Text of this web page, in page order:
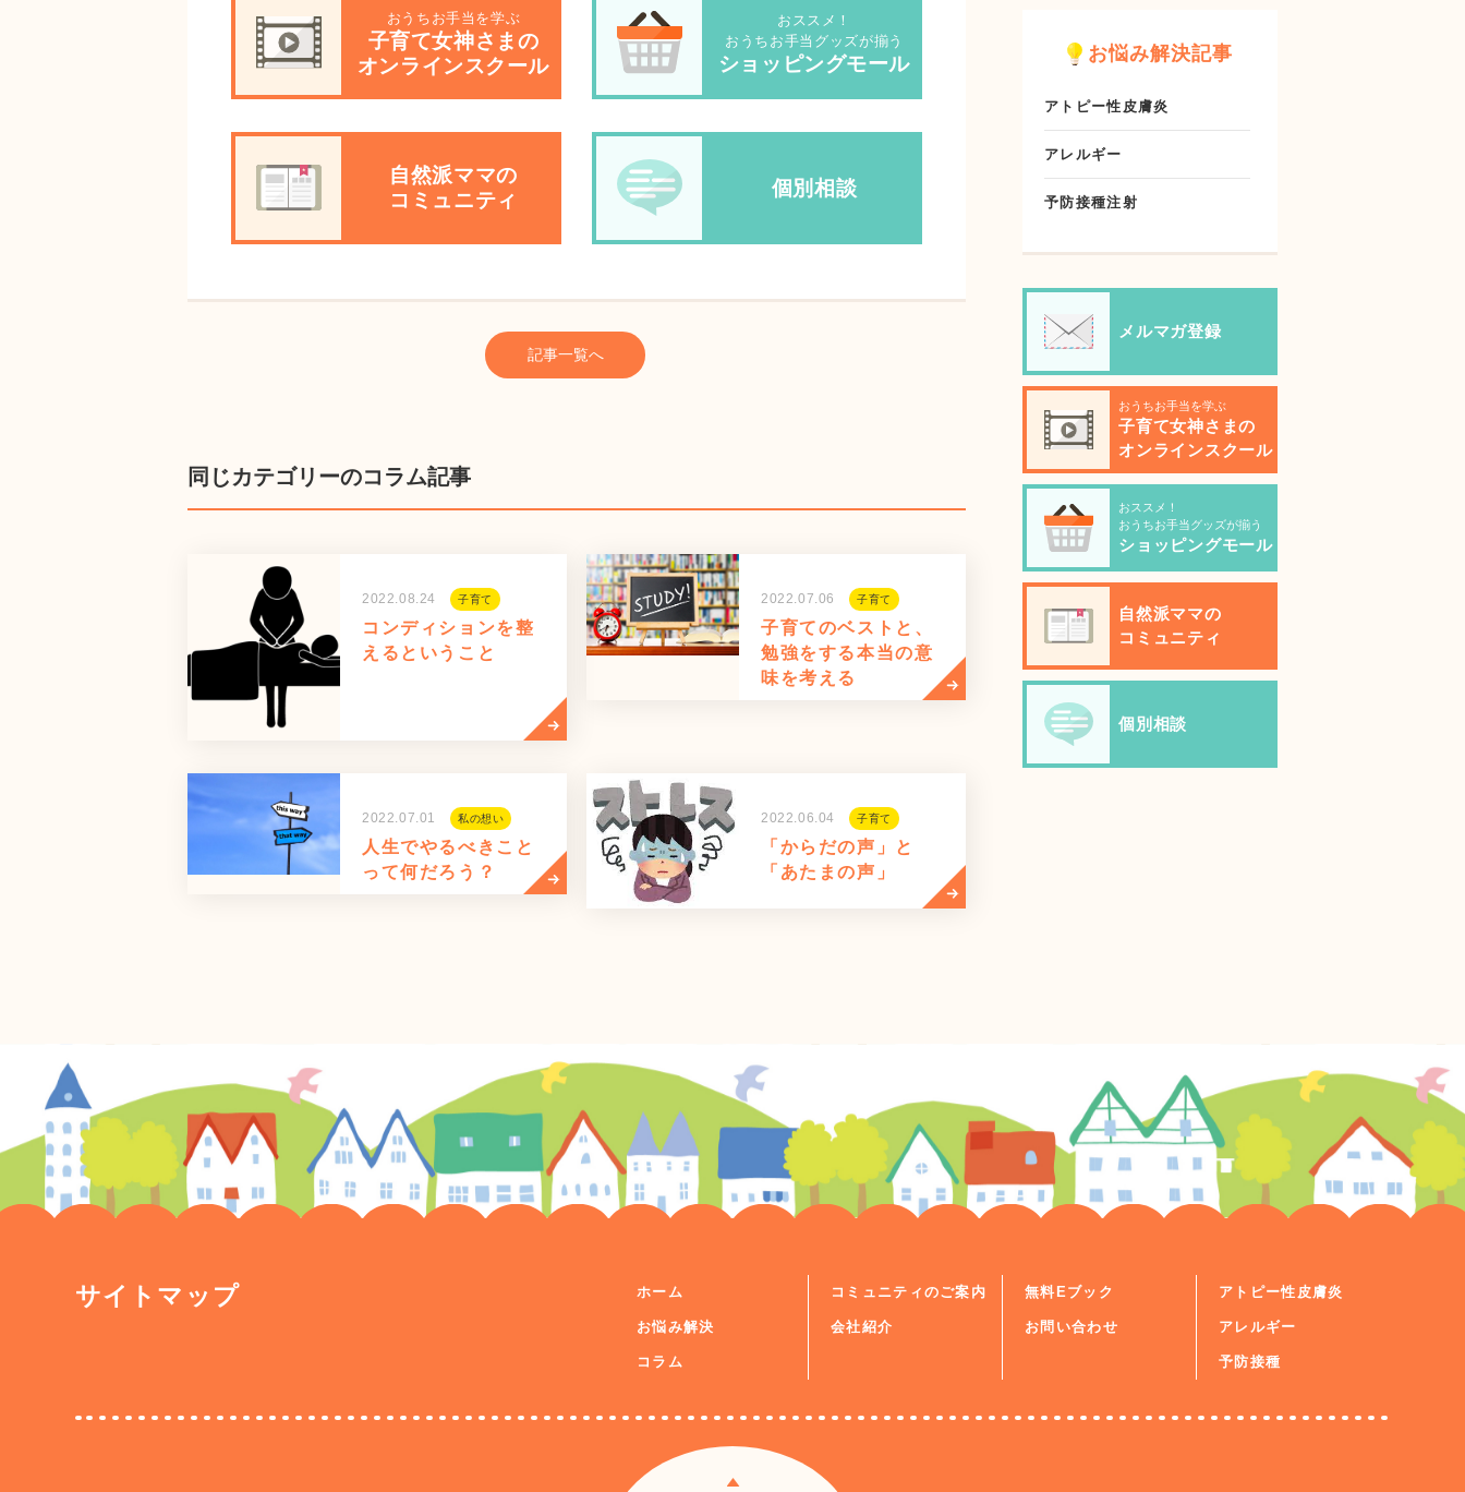
おススメ！
おうちお手当グッズが揃う
ショッピングモール
おうちお手当を学ぶ
子育て女神さまの
オンラインスクール
個別相談
自然派ママの
コミュニティ
記事一覧へ
同じカテゴリーのコラム記事
2022.08.24 子育て
コンディションを整
えるということ
2022.07.06 子育て
子育てのベストと、
勉強をする本当の意
味を考える
2022.07.01 私の想い
人生でやるべきこと
って何だろう？
2022.06.04 子育て
「からだの声」と
「あたまの声」
お悩み解決記事
アトピー性皮膚炎
アレルギー
予防接種注射
メルマガ登録
おうちお手当を学ぶ
子育て女神さまの
オンラインスクール
おススメ！
おうちお手当グッズが揃う
ショッピングモール
自然派ママの
コミュニティ
個別相談
サイトマップ ホーム
お悩み解決
コラム
コミュニティのご案内
会社紹介
無料Eブック
お問い合わせ
アトピー性皮膚炎
アレルギー
予防接種